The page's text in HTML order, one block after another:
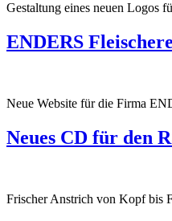
Gestaltung eines neuen Logos
ENDERS
Neue Website für die Firma
Neues CD für den
Frischer Anstrich von Kopf bis